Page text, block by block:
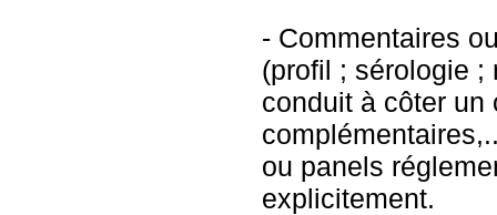
- Commentaires
(profil ; sérologie ;
conduit à côter un
ou panels
explicitement.